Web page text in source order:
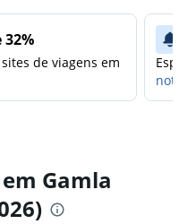
de viagens em
Gamla